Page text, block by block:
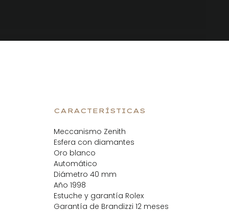
CARACTERÍSTICAS
Meccanismo Zenith
Esfera con diamantes
Oro blanco
Automático
Diámetro 40 mm
Año 1998
Estuche y garantía Rolex
Garantía de Brandizzi 12 meses